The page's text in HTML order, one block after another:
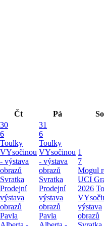
Čt Pá
So
30
6
Toulky
VYsočinou
- výstava
obrazů
Svratka
Prodejní
výstava
obrazů
Pavla
31
6
Toulky
VYsočinou
- výstava
obrazů
Svratka
Prodejní
výstava
obrazů
Pavla
1
7
Mogul
UCI
2026
výstava
obrazů